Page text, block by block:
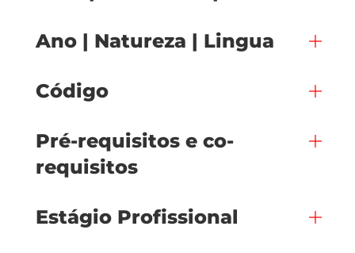
Ano | Natureza | Lingua
Código
Pré-requisitos e co-
requisitos
Estágio Profissional